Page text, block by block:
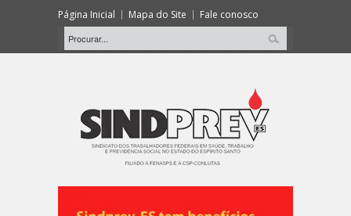
Página Inicial Mapa do Site Fale conosco